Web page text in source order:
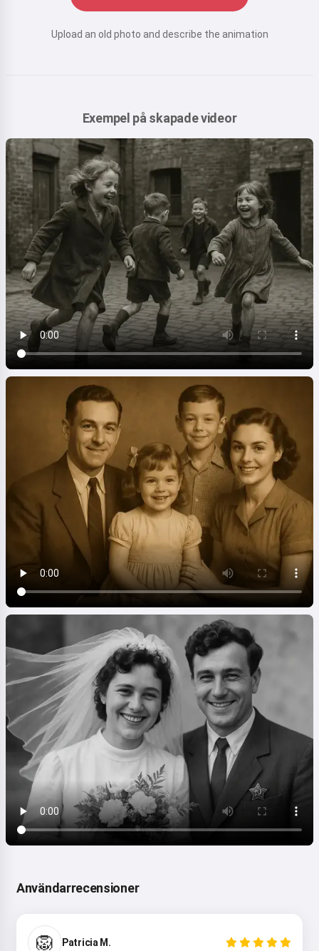
Upload an old photo and describe the animation
Exempel på skapade videor
Användarrecensioner
🦁 Patricia M.